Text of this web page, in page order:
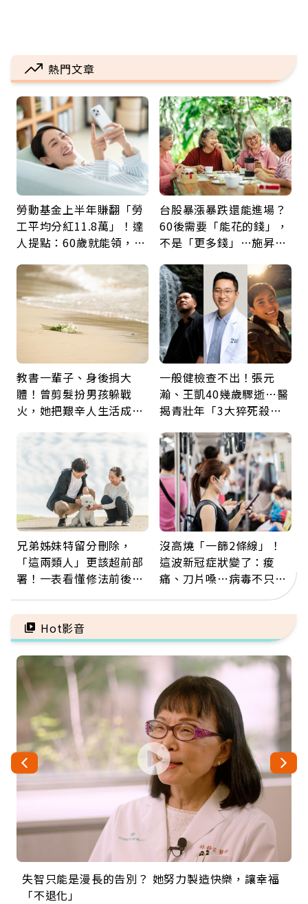
熱門文章
勞動基金上半年賺翻「勞
工平均分紅11.8萬」！達
人提點：60歲就能領，重
台股暴漲暴跌還能進場？
60後需要「能花的錢」，
不是「更多錢」…施昇
票
教書一輩子、身後捐大
體！曾剪髮扮男孩躲戰
火，她把艱辛人生活成風
福
一般健檢查不出！張元
瀚、王凱40幾歲驟逝…醫
揭青壯年「3大猝死殺
雷
兄弟姊妹特留分刪除，
「這兩類人」更該超前部
署！一表看懂修法前後差
更多
沒高燒「一篩2條線」！
這波新冠症狀變了：痠
痛、刀片嗓…病毒不只攻
肺，三高族恐引發全身血
管發炎
Hot影音
失智只能是漫長的告別？ 她努力製造快樂，讓幸福
「不退化」
來自剛果的巧克力神父 為台灣奉獻36年 「台灣是我
的家，我連作夢都講台語！」
63歲卸矽谷副總、搬回台灣找快樂！「蛋黃哥小
丑」走進安養院，逗樂上萬爺奶：退休後才開始真
104歲打破金氏世界紀錄 成為全球最年長羽球選
手，分享長壽的秘密原來是「這個」
事業巔峰他選擇追夢…黑手阿伯拉小提琴還登上小
巨蛋！連CNN都大讚！